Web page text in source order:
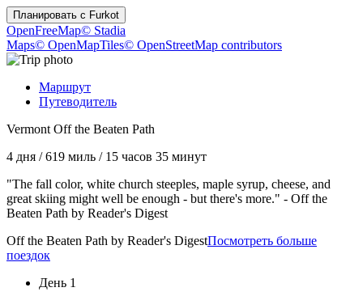
Планировать с Furkot
OpenFreeMap© Stadia
Maps© OpenMapTiles© OpenStreetMap contributors
Маршрут
Путеводитель
Vermont Off the Beaten Path
4 дня /619 миль / 15 часов 35 минут
"The fall color, white church steeples, maple syrup, cheese, and
great skiing might well be enough - but there's more." - Off the
Beaten Path by Reader's Digest
Off the Beaten Path by Reader's DigestПосмотреть больше
поездок
День 1